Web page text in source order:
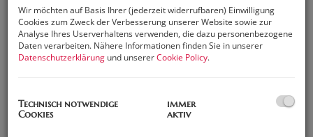
Familien, Selbstständige, kreative Köpfe
und alle, die nach
FreiheitimGrundrissundFlexibilitätim Alltag suchen.
DIE KERNFAKTEN AUF EINEN BLICK:
Grundstücksfläche: ca. 438 m²
Wohnfläche
Wir möchten auf Basis Ihrer (jederzeit widerrufbaren) Einwilligung
Cookies zum Zweck der Verbesserung unserer Website sowie zur
Analyse Ihres Userverhaltens verwenden, die dazu personenbezogene
Daten verarbeiten. Nähere Informationen finden Sie in unserer
Datenschutzerklärung und unsererCookie Policy.
Technisch notwendige
Cookies
immer
aktiv